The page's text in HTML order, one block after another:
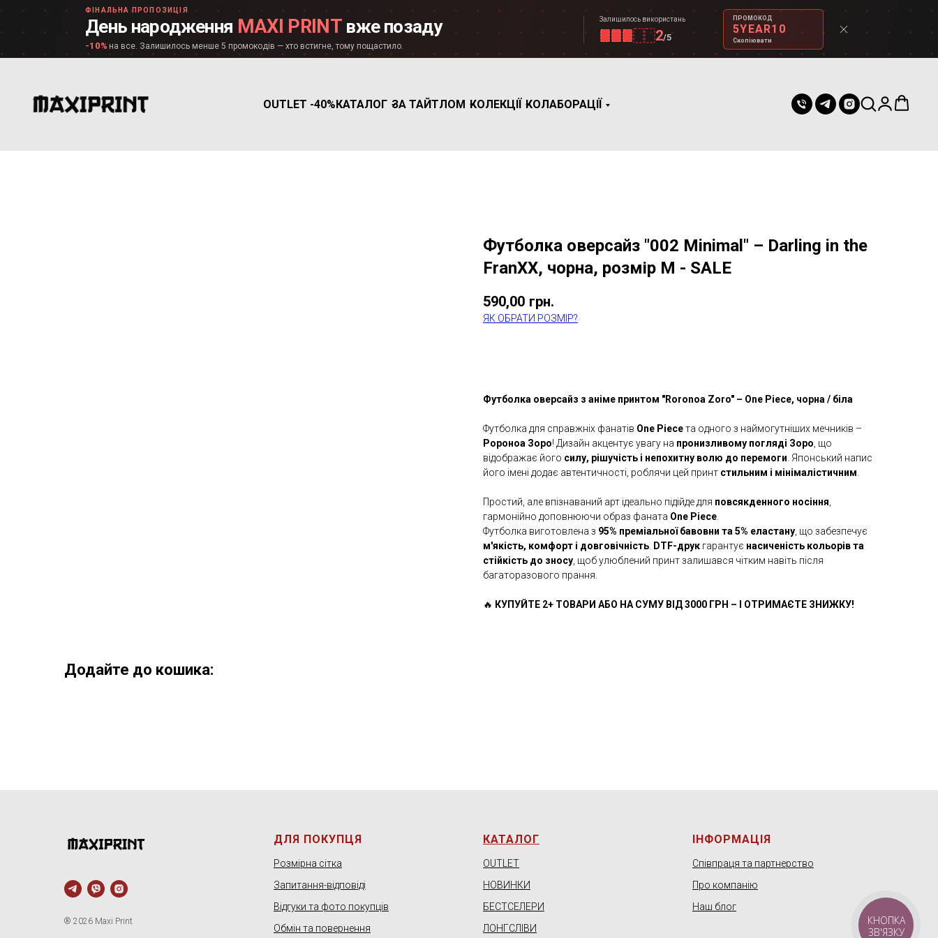
ФІНАЛЬНА ПРОПОЗИЦІЯ
День народження MAXI PRINT вже позаду
-10% на все. Залишилось менше 5 промокодів — хто встигне, тому пощастило.
Залишилось використань
2/5
ПРОМОКОД
5YEAR10
Скопіювати
OUTLET -40%КАТАЛОГ ЗА ТАЙТЛОМ КОЛЕКЦІЇ КОЛАБОРАЦІЇ
Футболка оверсайз "002 Minimal" – Darling in the
FranXX, чорна, розмір M - SALE
590,00 грн.
ЯК ОБРАТИ РОЗМІР?
Футболка оверсайз з аніме принтом "Roronoa Zoro" – One Piece, чорна / біла
Футболка для справжніх фанатів One Pieceта одного з наймогутніших мечників –
Ророноа Зоро! Дизайн акцентує увагу на пронизливому погляді Зоро , що
відображає його силу, рішучість і непохитну волю до перемоги . Японський напис
його імені додає автентичності, роблячи цей принт стильним і мінімалістичним
Простий, але впізнаваний арт ідеально підійде для повсякденного носіння
гармонійно доповнюючи образ фаната One Piece
Футболка виготовлена з 95% преміальної бавовни та 5% еластану , що забезпечує
м'якість, комфорт і довговічність DTF-друк гарантує насиченість кольорів та
стійкість до зносу , щоб улюблений принт залишався чітким навіть після
багаторазового прання.
🔥 КУПУЙТЕ 2+ ТОВАРИ АБО НА СУМУ ВІД 3000 ГРН – І ОТРИМАЄТЕ ЗНИЖКУ!
Додайте до кошика:
® 2026 Maxi Print
ДЛЯ ПОКУПЦЯ
Розмірна сітка
Запитання-відповіді
Відгуки та фото покупців
Обмін та повернення
КАТАЛОГ
OUTLET
НОВИНКИ
БЕСТСЕЛЕРИ
ЛОНГСЛІВИ
ІНФОРМАЦІЯ
Співпраця та партнерство
Про компанію
Наш блог
КНОПКА
ЗВ'ЯЗКУ